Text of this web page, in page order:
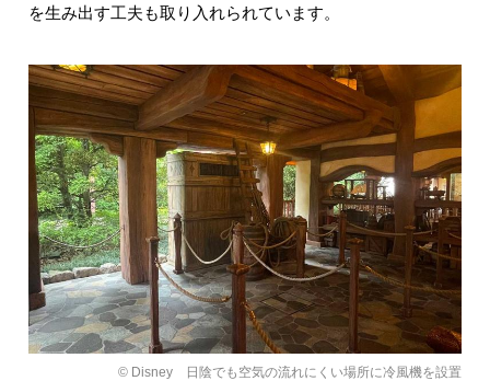
を生み出す工夫も取り入れられています。
© Disney 日陰でも空気の流れにくい場所に冷風機を設置